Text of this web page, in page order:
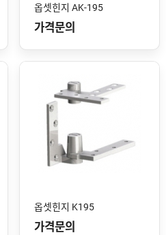
옵셋힌지 AK-195
가격문의
옵셋힌지 K195
가격문의